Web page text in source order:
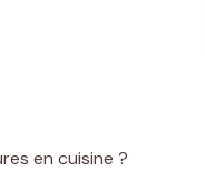
en cuisine ?